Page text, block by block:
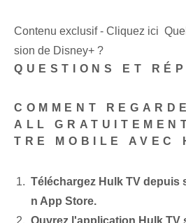
Contenu exclusif - Cliquez ici
sion de Disney+ ?
QUESTIONS ET
COMMENT
ALL
TRE MOBILE AVEC
Téléchargez Hulk TV depuis
n App Store.